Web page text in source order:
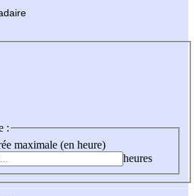
:
maximale (en heure)
heures